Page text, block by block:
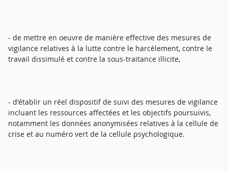
- de mettre en oeuvre de manière effective des mesures de
vigilance relatives à la lutte contre le harcèlement, contre le
travail dissimulé et contre la sous-traitance illicite,
- d'établir un réel dispositif de suivi des mesures de vigilance
incluant les ressources affectées et les objectifs poursuivis,
notamment les données anonymisées relatives à la cellule de
crise et au numéro vert de la cellule psychologique.